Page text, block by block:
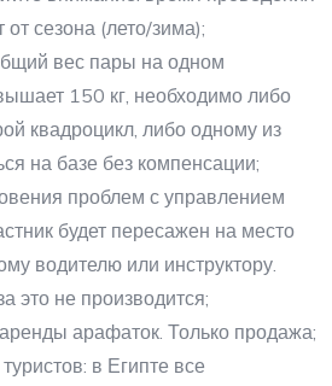
от сезона (лето/зима);
вес пары на одном
150 кг, необходимо либо
квадроцикл, либо одному из
на базе без компенсации;
проблем с управлением
будет пересажен на место
водителю или инструктору.
это не производится;
арафаток. Только продажа;
в Египте все